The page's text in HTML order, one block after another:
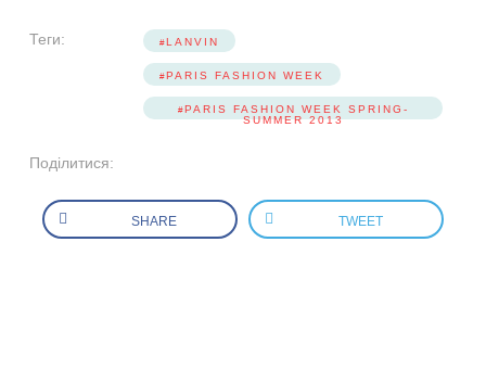
Теги: LANVIN
PARIS FASHION WEEK
PARIS FASHION WEEK SPRING-
SUMMER 2013
Поділитися:
SHARE TWEET